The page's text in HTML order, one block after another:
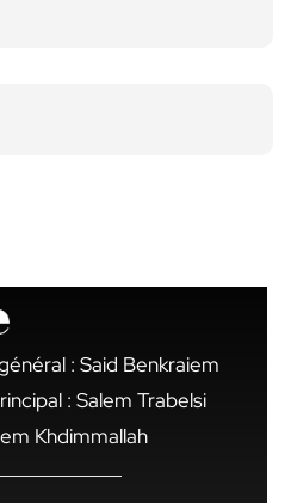
: Said Benkraiem
: Salem Trabelsi
Khdimmallah